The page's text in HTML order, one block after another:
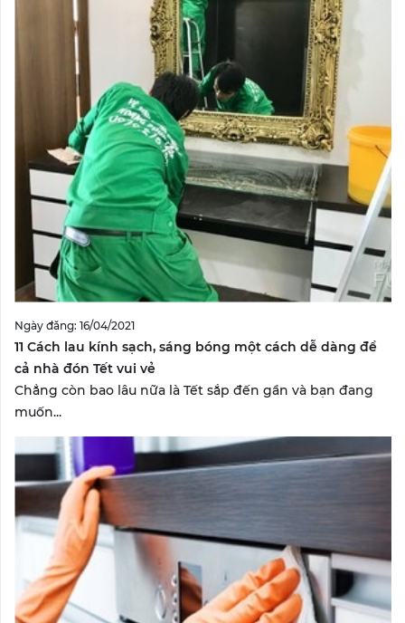
Ngày đăng: 16/04/2021
11 Cách lau kính sạch, sáng bóng một cách dễ dàng để
cả nhà đón Tết vui vẻ
Chẳng còn bao lâu nữa là Tết sắp đến gần và bạn đang
muốn...